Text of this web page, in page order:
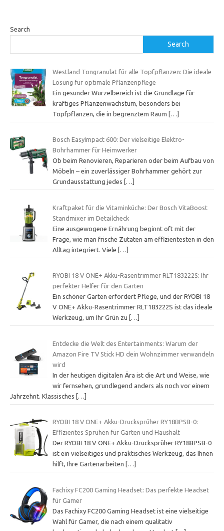
Search
Search
Westland Tongranulat für alle Topfpflanzen: Die ideale
Lösung für optimale Pflanzenpflege
Ein gesunder Wurzelbereich ist die Grundlage für
kräftiges Pflanzenwachstum, besonders bei
Topfpflanzen, die in begrenztem Raum
[…]
Bosch EasyImpact 600: Der vielseitige Elektro-
Bohrhammer für Heimwerker
Ob beim Renovieren, Reparieren oder beim Aufbau von
Möbeln – ein zuverlässiger Bohrhammer gehört zur
Grundausstattung jedes
[…]
Kraftpaket für die Vitaminküche: Der Bosch VitaBoost
Standmixer im Detailcheck
Eine ausgewogene Ernährung beginnt oft mit der
Frage, wie man frische Zutaten am effizientesten in den
Alltag integriert. Viele
[…]
RYOBI 18 V ONE+ Akku-Rasentrimmer RLT183222S: Ihr
perfekter Helfer für den Garten
Ein schöner Garten erfordert Pflege, und der RYOBI 18
V ONE+ Akku-Rasentrimmer RLT183222S ist das ideale
Werkzeug, um Ihr Grün zu
[…]
Entdecke die Welt des Entertainments: Warum der
Amazon Fire TV Stick HD dein Wohnzimmer verwandeln
wird
In der heutigen digitalen Ära ist die Art und Weise, wie
wir fernsehen, grundlegend anders als noch vor einem
Jahrzehnt. Klassisches
[…]
RYOBI 18 V ONE+ Akku-Drucksprüher RY18BPSB-0:
Effizientes Sprühen für Garten und Haushalt
Der RYOBI 18 V ONE+ Akku-Drucksprüher RY18BPSB-0
ist ein vielseitiges und praktisches Werkzeug, das Ihnen
hilft, Ihre Gartenarbeiten
[…]
Fachixy FC200 Gaming Headset: Das perfekte Headset
für Gamer
Das Fachixy FC200 Gaming Headset ist eine vielseitige
Wahl für Gamer, die nach einem qualitativ